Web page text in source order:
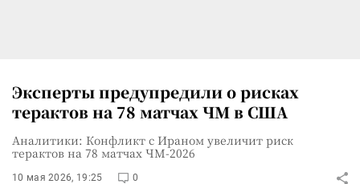
Эксперты предупредили о рисках
терактов на 78 матчах ЧМ в США
Аналитики: Конфликт с Ираном увеличит риск
терактов на 78 матчах ЧМ-2026
10 мая 2026, 19:25 0